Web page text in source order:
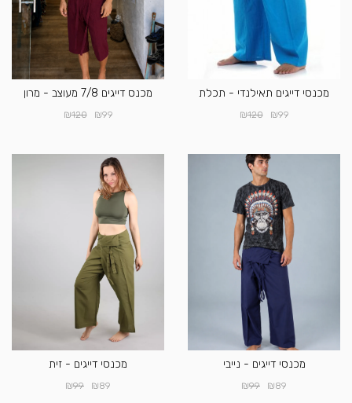
מכנסי דייגים תאילנדי - תכלת
₪99
₪120
מכנס דייגים 7/8 מעוצב - מרון
₪99
₪120
מכנסי דייגים - נייבי
₪89
₪99
מכנסי דייגים - זית
₪89
₪99